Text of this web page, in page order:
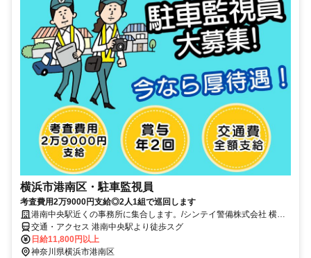
横浜市港南区・駐車監視員
考査費用2万9000円支給◎2人1組で巡回します
港南中央駅近くの事務所に集合します。/シンテイ警備株式会社 横浜
支社
交通・アクセス 港南中央駅より徒歩スグ
日給11,800円以上
神奈川県横浜市港南区